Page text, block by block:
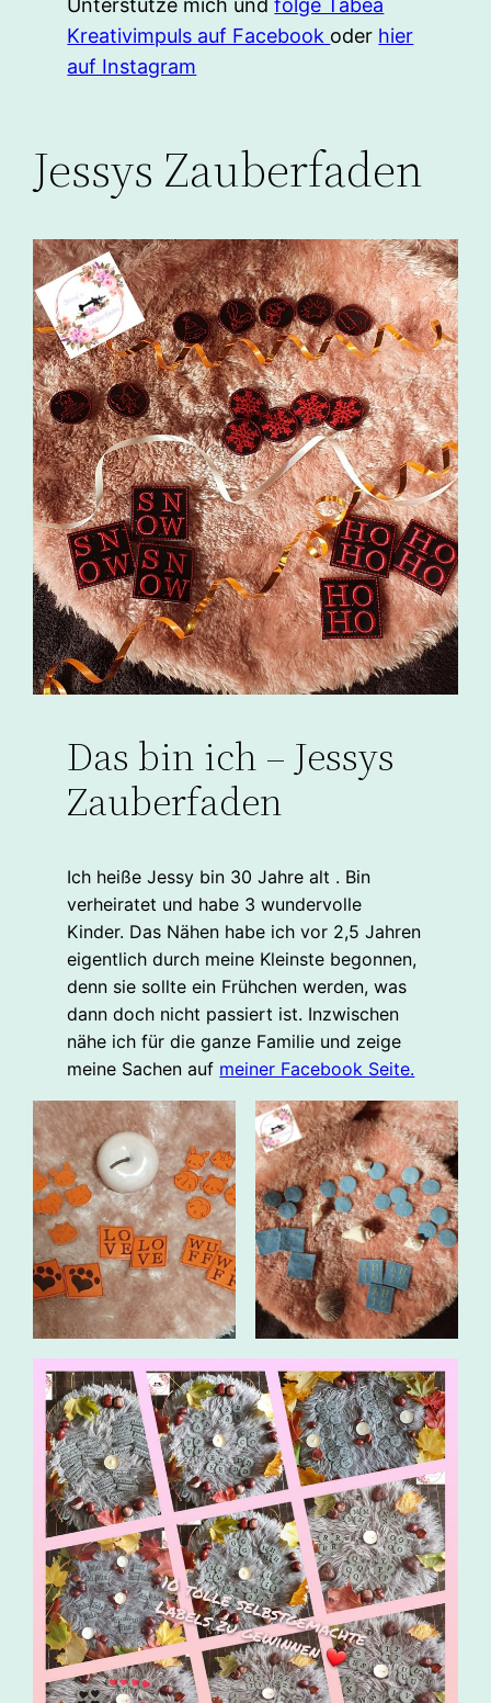
Unterstütze mich undfolge Tabea
Kreativimpuls auf Facebook oder hier
auf Instagram
Jessys Zauberfaden
Das bin ich – Jessys
Zauberfaden
Ich heiße Jessy bin 30 Jahre alt . Bin
verheiratet und habe 3 wundervolle
Kinder. Das Nähen habe ich vor 2,5 Jahren
eigentlich durch meine Kleinste begonnen,
denn sie sollte ein Frühchen werden, was
dann doch nicht passiert ist. Inzwischen
nähe ich für die ganze Familie und zeige
meine Sachen auf meiner Facebook Seite.